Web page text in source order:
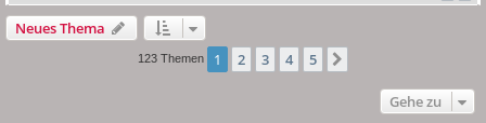
Neues Thema
123 Themen 1 2 3 4 5
Gehe zu